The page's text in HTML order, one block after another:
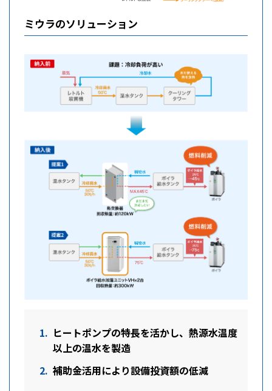
ミウラのソリューション
ヒートポンプの特長を活かし、熱源水温度
以上の温水を製造
補助金活用により設備投資額の低減